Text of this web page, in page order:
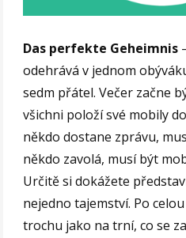
Das perfekte Geheimnis
odehrává v jednom
sedm přátel. Večer začne
všichni položí své mobily
někdo dostane zprávu,
někdo zavolá, musí být
Určitě si dokážete
nejedno tajemství. Po
trochu jako na trní, co se